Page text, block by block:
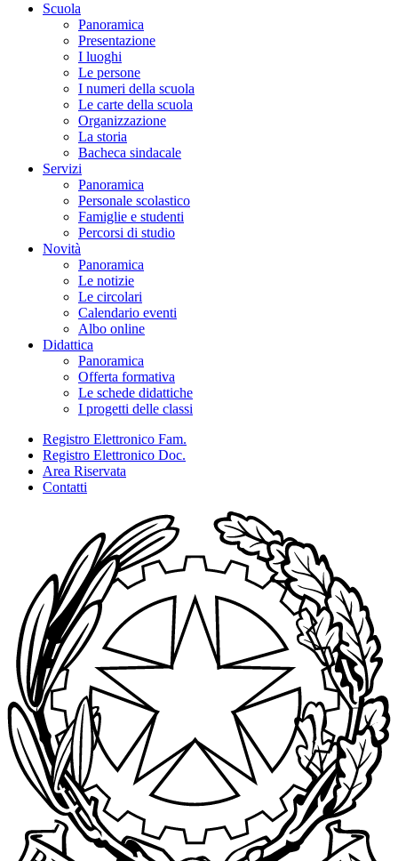
Scuola
Panoramica
Presentazione
I luoghi
Le persone
I numeri della scuola
Le carte della scuola
Organizzazione
La storia
Bacheca sindacale
Servizi
Panoramica
Personale scolastico
Famiglie e studenti
Percorsi di studio
Novità
Panoramica
Le notizie
Le circolari
Calendario eventi
Albo online
Didattica
Panoramica
Offerta formativa
Le schede didattiche
I progetti delle classi
Registro Elettronico Fam.
Registro Elettronico Doc.
Area Riservata
Contatti